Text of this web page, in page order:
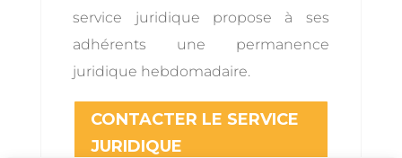
service juridique propose à ses
adhérents une permanence
juridique hebdomadaire.
CONTACTER LE SERVICE
JURIDIQUE